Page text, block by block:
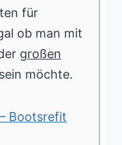
für
ob man mit
großen
möchte.
Bootsrefit